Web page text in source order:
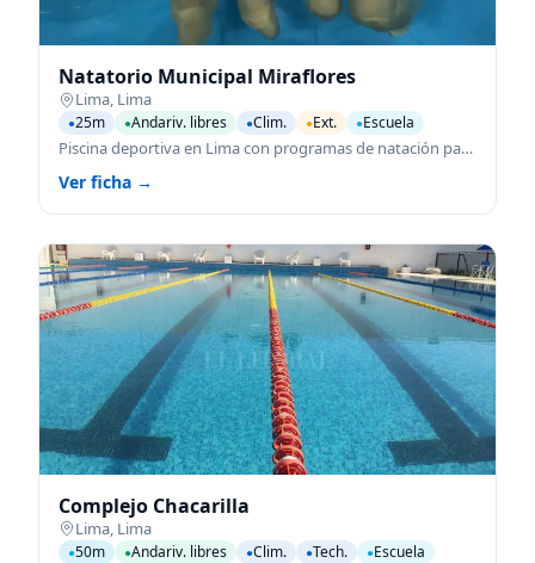
Natatorio Municipal Miraflores
Lima, Lima
●25m ●Andariv. libres ●Clim. ●Ext. ●Escuela
Piscina deportiva en Lima con programas de natación para todas las edades.
Ver ficha →
Complejo Chacarilla
Lima, Lima
●50m ●Andariv. libres ●Clim. ●Tech. ●Escuela